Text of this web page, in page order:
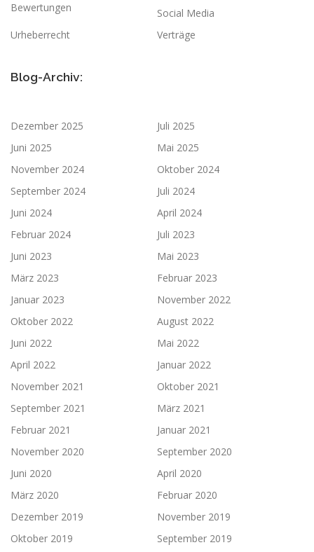
Bewertungen
Social Media
Urheberrecht
Verträge
Blog-Archiv:
Dezember 2025
Juli 2025
Juni 2025
Mai 2025
November 2024
Oktober 2024
September 2024
Juli 2024
Juni 2024
April 2024
Februar 2024
Juli 2023
Juni 2023
Mai 2023
März 2023
Februar 2023
Januar 2023
November 2022
Oktober 2022
August 2022
Juni 2022
Mai 2022
April 2022
Januar 2022
November 2021
Oktober 2021
September 2021
März 2021
Februar 2021
Januar 2021
November 2020
September 2020
Juni 2020
April 2020
März 2020
Februar 2020
Dezember 2019
November 2019
Oktober 2019
September 2019